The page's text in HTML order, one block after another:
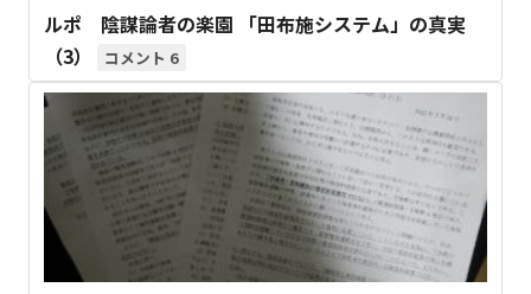
ルポ 陰謀論者の楽園 「田布施システム」の真実
（3）
6